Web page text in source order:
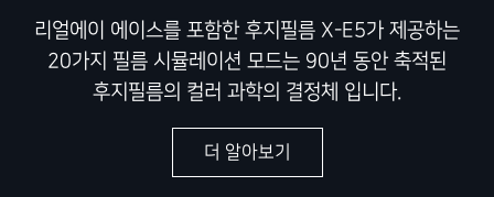
리얼에이 에이스를 포함한 후지필름 X-E5가 제공하는
20가지 필름 시뮬레이션 모드는 90년 동안 축적된
후지필름의 컬러 과학의 결정체 입니다.
더 알아보기